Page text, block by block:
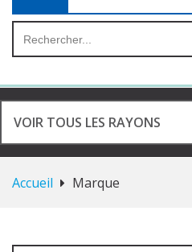
VOIR TOUS LES RAYONS
Accueil Marque